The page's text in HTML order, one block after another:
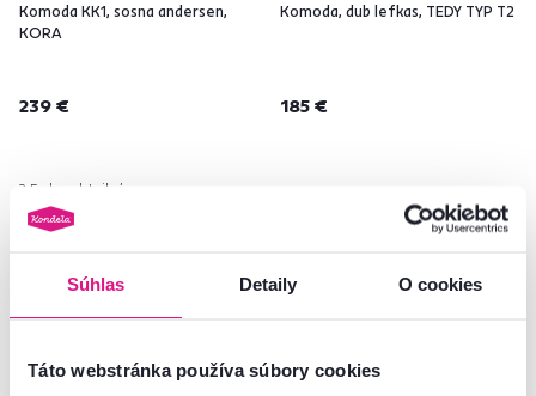
Súhlas Detaily O cookies
Táto webstránka používa súbory cookies
Komoda KK1, sosna andersen,
KORA
239 €
2 Farba - detailná
Komoda, dub lefkas, TEDY TYP T2
185 €